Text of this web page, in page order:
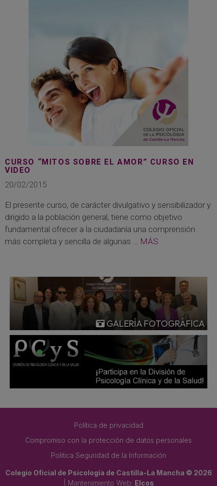
CURSO “MITOS SOBRE EL AMOR” CURSO EN
VIDEO
20/02/2015
El presente curso, de carácter divulgativo y sensibilizador y
dirigido a la población general, tiene como objetivo
fundamental ofrecer a la ciudadanía una comprensión
más completa y sencilla de algunas … MÁS
GALERÍA FOTOGRÁFICA
Política de privacidad
Compromiso con la protección de datos personales
Politica Seguridad de la Información
Colegio Oficial de Psicología de Castilla-La Mancha © 2026
| Mantenimiento Web: Elcos